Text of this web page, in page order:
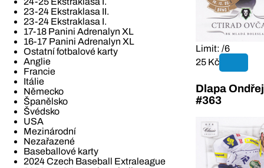
23-24 Ekstraklasa II.
23-24 Ekstraklasa I.
17-18 Panini Adrenalyn XL
16-17 Panini Adrenalyn XL
Ostatní fotbalové karty
Anglie
Francie
Itálie
Německo
Španělsko
Švédsko
USA
Mezinárodní
Nezařazené
Baseballové karty
2024 Czech Baseball Extraleague
Limit: /6
25 Kč
Dlapa
#363